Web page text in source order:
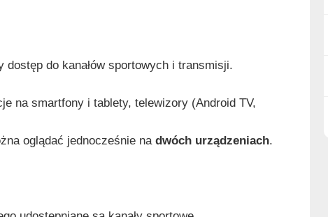
do kanałów sportowych i transmisji.
na smartfony i tablety, telewizory (Android TV,
oglądać jednocześnie na dwóch urządzeniach.